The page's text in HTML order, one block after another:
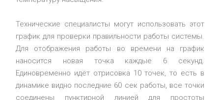
Технические специалисты могут использовать этот
график для проверки правильности работы системы.
Для отображения работы во времени на график
наносится новая точка каждые 6 секунд.
Единовременно идёт отрисовка 10 точек, то есть в
динамике видно последние 60 сек работы, все точки
соединены пунктирной линией для простоты